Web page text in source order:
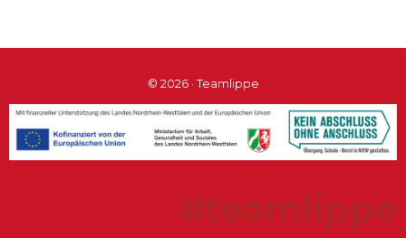
© 2026 · Teamlippe
#teamlippe